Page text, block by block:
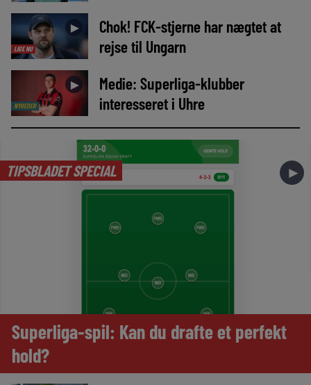
LIGE NU
►
Chok! FCK-stjerne har nægtet at
rejse til Ungarn
NYHEDER
►
Medie: Superliga-klubber
interesseret i Uhre
TIPSBLADET SPECIAL ►
Superliga-spil: Kan du drafte et perfekt
hold?